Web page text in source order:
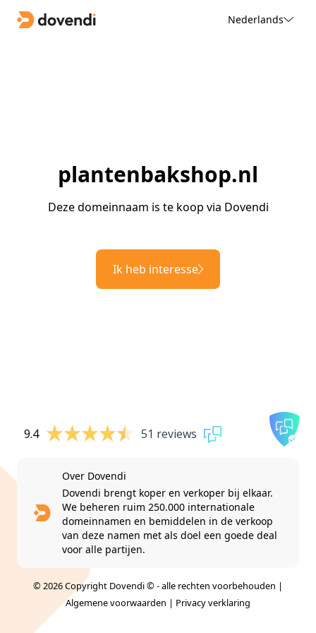
Nederlands
plantenbakshop.nl
Deze domeinnaam is te koop via Dovendi
Ik heb interesse
9.4 51 reviews
Over Dovendi
Dovendi brengt koper en verkoper bij elkaar.
We beheren ruim 250.000 internationale
domeinnamen en bemiddelen in de verkoop
van deze namen met als doel een goede deal
voor alle partijen.
© 2026 Copyright Dovendi © - alle rechten voorbehouden |
Algemene voorwaarden | Privacy verklaring